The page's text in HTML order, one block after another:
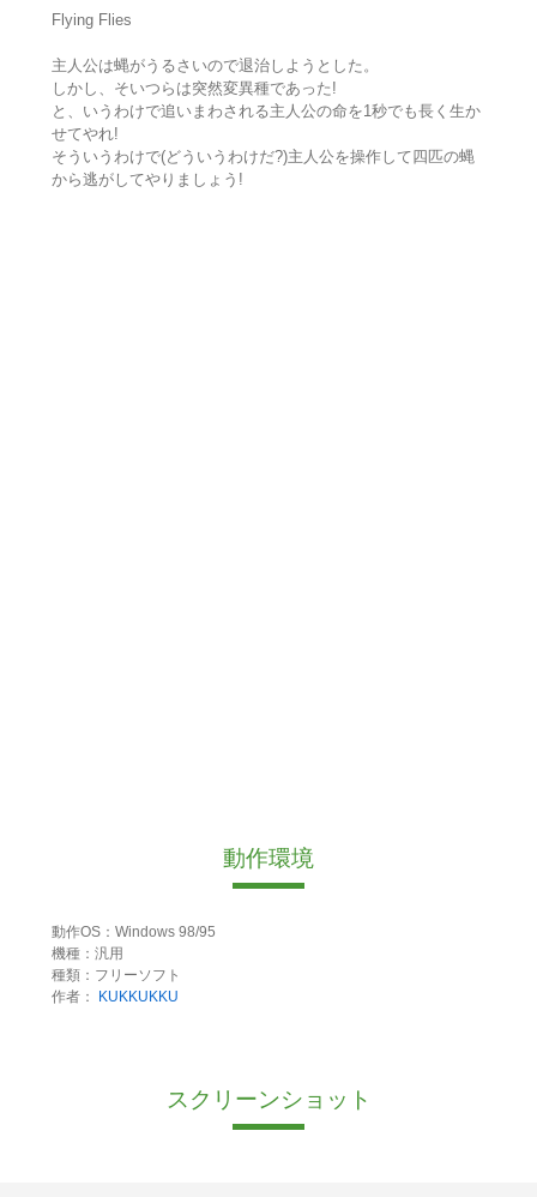
Flying Flies
主人公は蝿がうるさいので退治しようとした。
しかし、そいつらは突然変異種であった!
と、いうわけで追いまわされる主人公の命を1秒でも長く生か
せてやれ!
そういうわけで(どういうわけだ?)主人公を操作して四匹の蝿
から逃がしてやりましょう!
動作環境
動作OS：Windows 98/95
機種：汎用
種類：フリーソフト
作者：
KUKKUKKU
スクリーンショット